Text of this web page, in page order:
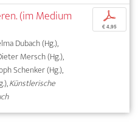
(im Medium
Dubach (Hg.),
Mersch (Hg.),
Schenker (Hg.),
Künstlerische
p
€ 4,95